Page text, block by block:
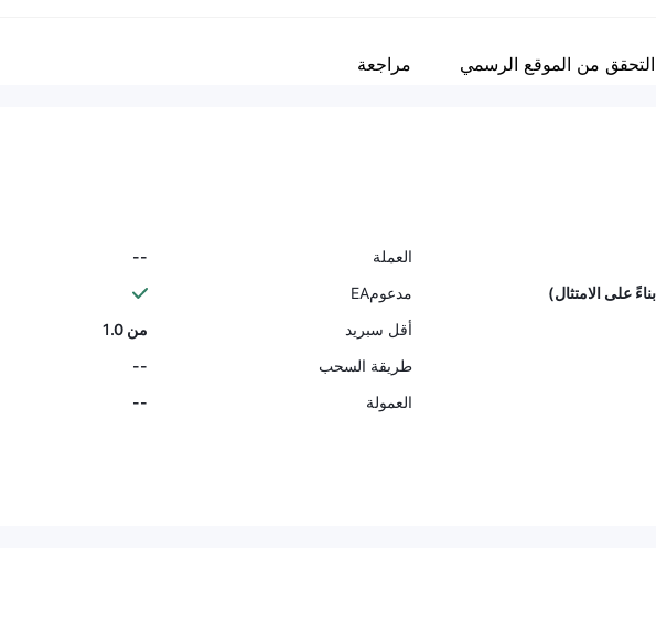
اسم الشركة
التحقق من الموقع الرسمي مراجعة
العملة
--
مدعومEA
أقل سبريد
من 1.0
طريقة السحب
--
العمولة
--